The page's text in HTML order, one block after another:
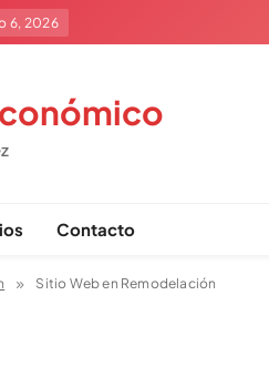
6, 2026
Contacto
Sitio Web en Remodelación